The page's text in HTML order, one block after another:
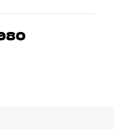
kender produkterne
der passer